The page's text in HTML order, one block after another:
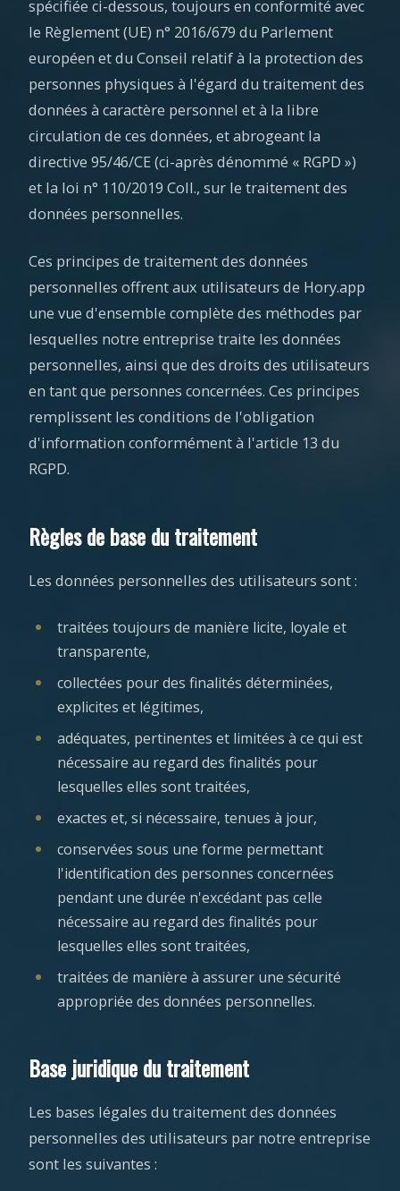
spécifiée ci-dessous, toujours en conformité avec
le Règlement (UE) n° 2016/679 du Parlement
européen et du Conseil relatif à la protection des
personnes physiques à l'égard du traitement des
données à caractère personnel et à la libre
circulation de ces données, et abrogeant la
directive 95/46/CE (ci-après dénommé « RGPD »)
et la loi n° 110/2019 Coll., sur le traitement des
données personnelles.
Ces principes de traitement des données
personnelles offrent aux utilisateurs de Hory.app
une vue d'ensemble complète des méthodes par
lesquelles notre entreprise traite les données
personnelles, ainsi que des droits des utilisateurs
en tant que personnes concernées. Ces principes
remplissent les conditions de l'obligation
d'information conformément à l'article 13 du
RGPD.
Règles de base du traitement
Les données personnelles des utilisateurs sont :
traitées toujours de manière licite, loyale et
transparente,
collectées pour des finalités déterminées,
explicites et légitimes,
adéquates, pertinentes et limitées à ce qui est
nécessaire au regard des finalités pour
lesquelles elles sont traitées,
exactes et, si nécessaire, tenues à jour,
conservées sous une forme permettant
l'identification des personnes concernées
pendant une durée n'excédant pas celle
nécessaire au regard des finalités pour
lesquelles elles sont traitées,
traitées de manière à assurer une sécurité
appropriée des données personnelles.
Base juridique du traitement
Les bases légales du traitement des données
personnelles des utilisateurs par notre entreprise
sont les suivantes :